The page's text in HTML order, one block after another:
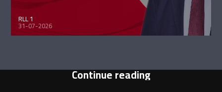
RLL 1
31-07-2026
Continue reading